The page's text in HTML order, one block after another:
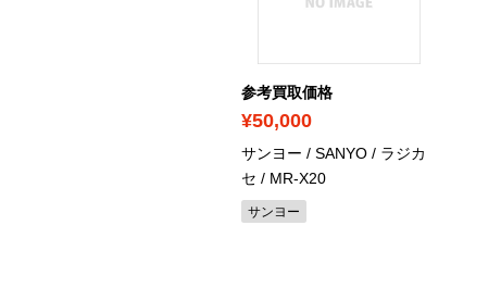
参考買取価格
¥50,000
サンヨー / SANYO / ラジカ
セ / MR-X20
サンヨー